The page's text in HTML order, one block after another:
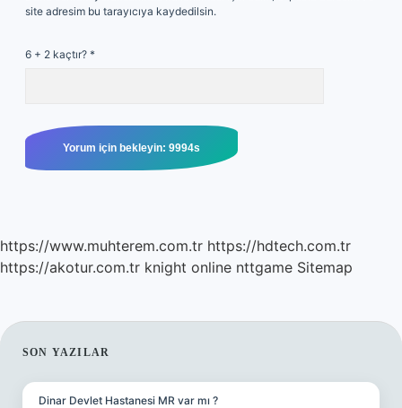
site adresim bu tarayıcıya kaydedilsin.
6 + 2 kaçtır? *
https://www.muhterem.com.tr https://hdtech.com.tr
https://akotur.com.tr knight online nttgame Sitemap
SIDEBAR
SON YAZILAR
Dinar Devlet Hastanesi MR var mı ?